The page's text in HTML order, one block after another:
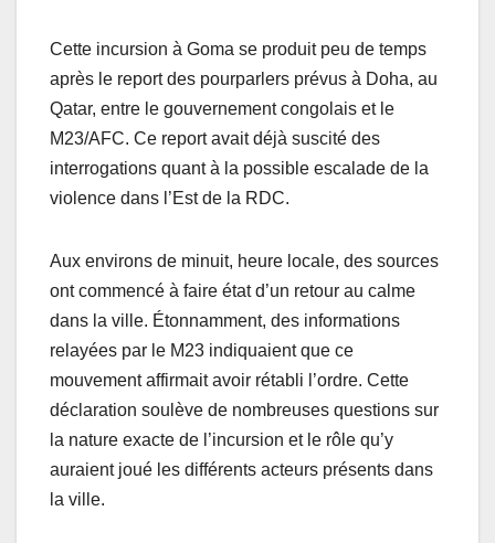
Cette incursion à Goma se produit peu de temps
après le report des pourparlers prévus à Doha, au
Qatar, entre le gouvernement congolais et le
M23/AFC. Ce report avait déjà suscité des
interrogations quant à la possible escalade de la
violence dans l’Est de la RDC.
Aux environs de minuit, heure locale, des sources
ont commencé à faire état d’un retour au calme
dans la ville. Étonnamment, des informations
relayées par le M23 indiquaient que ce
mouvement affirmait avoir rétabli l’ordre. Cette
déclaration soulève de nombreuses questions sur
la nature exacte de l’incursion et le rôle qu’y
auraient joué les différents acteurs présents dans
la ville.